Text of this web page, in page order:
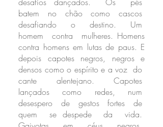
batem no chão como cascos
desafiando o destino. Um
homem contra mulheres. Homens
contra homens em lutas de paus. E
depois capotes negros, negros e
densos como o espírito e a voz do
cante alentejano. Capotes
lançados como redes, num
desespero de gestos fortes de
quem se despede da vida.